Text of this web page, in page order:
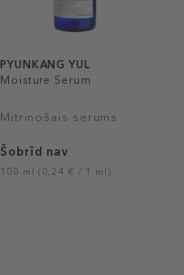
PYUNKANG YUL
Moisture Serum
Mitrinošais serums
Šobrīd nav
100 ml (0,24 € / 1 ml)